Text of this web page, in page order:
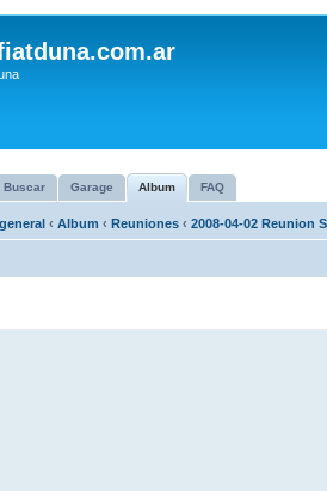
Buscar Garage Album FAQ
‹ Album ‹ Reuniones ‹ 2008-04-02 Reunion